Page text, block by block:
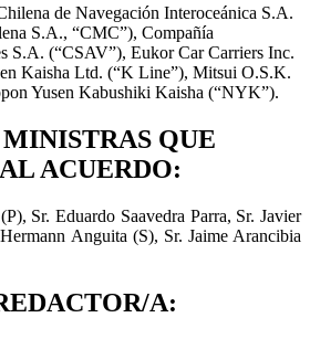
de Navegación Interoceánica S.A.
S.A., “CMC”), Compañía
S.A. (“CSAV”), Eukor Car Carriers Inc.
Kaisha Ltd. (“K Line”), Mitsui O.S.K.
Yusen Kabushiki Kaisha (“NYK”).
QUE
ACUERDO:
Sr. Eduardo Saavedra Parra, Sr. Javier
Anguita (S), Sr. Jaime Arancibia
A: